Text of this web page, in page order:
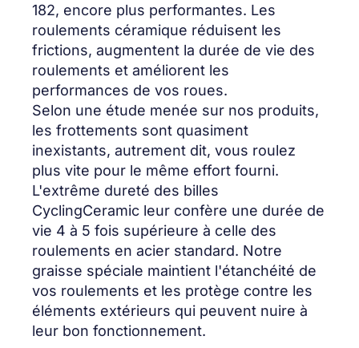
182, encore plus performantes. Les
roulements céramique réduisent les
frictions, augmentent la durée de vie des
roulements et améliorent les
performances de vos roues.
Selon une étude menée sur nos produits,
les frottements sont quasiment
inexistants, autrement dit, vous roulez
plus vite pour le même effort fourni.
L'extrême dureté des billes
CyclingCeramic leur confère une durée de
vie 4 à 5 fois supérieure à celle des
roulements en acier standard. Notre
graisse spéciale maintient l'étanchéité de
vos roulements et les protège contre les
éléments extérieurs qui peuvent nuire à
leur bon fonctionnement.